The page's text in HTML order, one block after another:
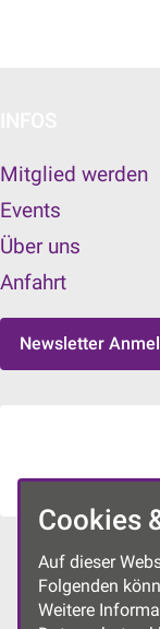
Mitglied werden
Events
Über uns
Anfahrt
Newsletter
Cookies
Auf dieser
Folgenden
Weitere